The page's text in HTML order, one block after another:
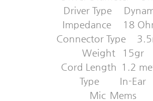
Driver Type
Impedance
18
Connector Type
Weight
15gr
Cord Length
1.2
Type
In-Ear
Mic Mems